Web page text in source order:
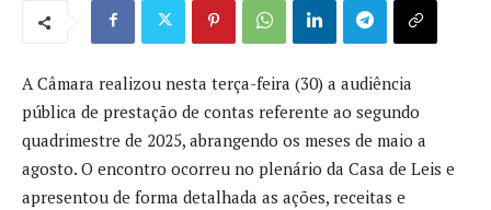
A Câmara realizou nesta terça-feira (30) a audiência
pública de prestação de contas referente ao segundo
quadrimestre de 2025, abrangendo os meses de maio a
agosto. O encontro ocorreu no plenário da Casa de Leis e
apresentou de forma detalhada as ações, receitas e